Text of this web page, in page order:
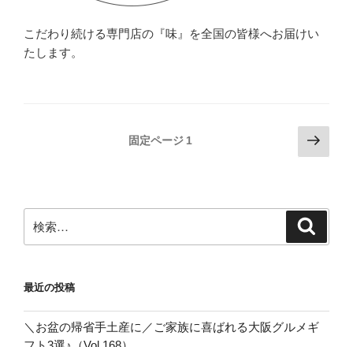
こだわり続ける専門店の『味』を全国の皆様へお届けい
たします。
ー
ジ
り
固定ページ 1
次
の
ジ
索:
最近の投稿
＼お盆の帰省手土産に／ご家族に喜ばれる大阪グルメギ